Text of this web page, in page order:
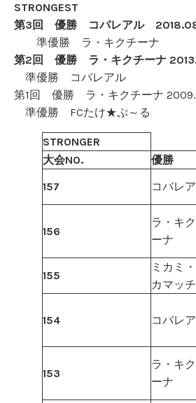
STRONGEST
第3回 優勝 コバレアル
準優勝 ラ・キクチーナ
第2回 優勝 ラ・キクチーナ
準優勝 コバレアル
第1回 優勝 ラ・キクチーナ
準優勝 FCたけ★ぷ～る
STRONGER
大会NO.
優勝
157
コバレ
156
ラ・キ
ーナ
155
ミカミ
カマッ
154 コバレ
153
ラ・キ
ーナ